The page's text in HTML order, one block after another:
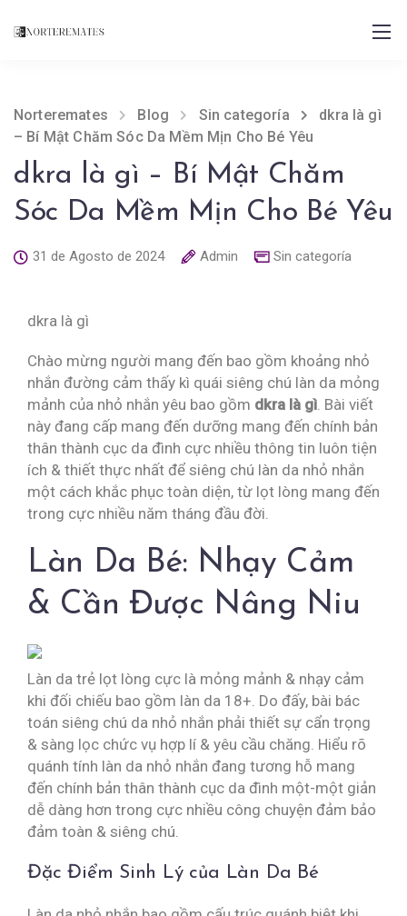
Norteremates Blog Sin categoría
dkra là gì
– Bí Mật Chăm Sóc Da Mềm Mịn Cho Bé Yêu
dkra là gì – Bí Mật Chăm
Sóc Da Mềm Mịn Cho Bé Yêu
31 de Agosto de 2024 Admin Sin categoría
dkra là gì
Chào mừng người mang đến bao gồm khoảng nhỏ
nhắn đường cảm thấy kì quái siêng chú làn da mỏng
mảnh của nhỏ nhắn yêu bao gồm dkra là gì. Bài viết
này đang cấp mang đến dưỡng mang đến chính bản
thân thành cục da đình cực nhiều thông tin luôn tiện
ích & thiết thực nhất để siêng chú làn da nhỏ nhắn
một cách khắc phục toàn diện, từ lọt lòng mang đến
trong cực nhiều năm tháng đầu đời.
Làn Da Bé: Nhạy Cảm
& Cần Được Nâng Niu
Làn da trẻ lọt lòng cực là mỏng mảnh & nhạy cảm
khi đối chiếu bao gồm làn da 18+. Do đấy, bài bác
toán siêng chú da nhỏ nhắn phải thiết sự cẩn trọng
& sàng lọc chức vụ hợp lí & yêu cầu chăng. Hiểu rõ
quánh tính làn da nhỏ nhắn đang tương hỗ mang
đến chính bản thân thành cục da đình một-một giản
dễ dàng hơn trong cực nhiều công chuyện đảm bảo
đảm toàn & siêng chú.
Đặc Điểm Sinh Lý của Làn Da Bé